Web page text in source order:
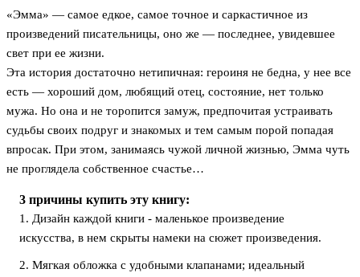
«Эмма» — самое едкое, самое точное и саркастичное из
произведений писательницы, оно же — последнее, увидевшее
свет при ее жизни.
Эта история достаточно нетипичная: героиня не бедна, у нее все
есть — хороший дом, любящий отец, состояние, нет только
мужа. Но она и не торопится замуж, предпочитая устраивать
судьбы своих подруг и знакомых и тем самым порой попадая
впросак. При этом, занимаясь чужой личной жизнью, Эмма чуть
не проглядела собственное счастье…
3 причины купить эту книгу:
1. Дизайн каждой книги - маленькое произведение
искусства, в нем скрыты намеки на сюжет произведения.
2. Мягкая обложка с удобными клапанами; идеальный